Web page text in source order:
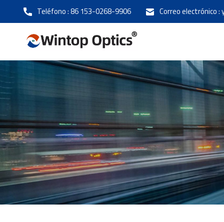
Teléfono :86 153-0268-9906 Correo electrónico :